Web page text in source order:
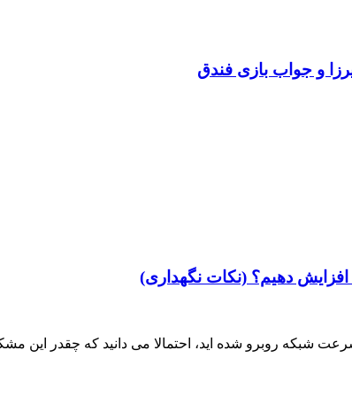
و جواب بازی فندق
دهیم؟ (نکات نگهداری)
شبکه روبرو شده اید، احتمالا می دانید که چقدر این